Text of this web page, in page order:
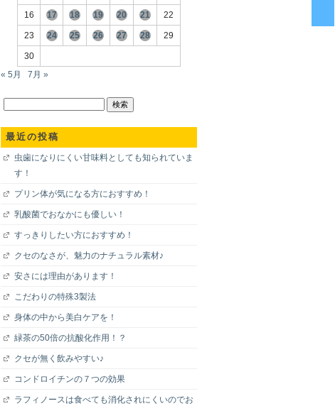
16 17 18 19 20 21 22
23 24 25 26 27 28 29
30
« 5月
7月 »
最近の投稿
虫歯になりにくい甘味料としても知られていま
す！
プリン体が気になる方におすすめ！
乳酸菌でおなかにも優しい！
すっきりしたい方におすすめ！
クセのなさが、魅力のナチュラル素材♪
安さには理由があります！
こだわりの特殊3製法
身体の中から美白ケアを！
緑茶の50倍の抗酸化作用！？
クセが無く飲みやすい♪
コンドロイチンの７つの効果
ラフィノースは食べても消化されにくいのでお